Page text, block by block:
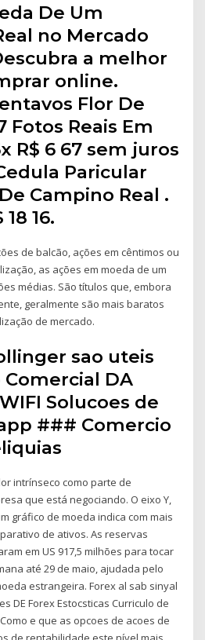
De Um
no Mercado
a melhor
online.
Flor De
Fotos Reais Em
R$ 6 67 sem juros
Paricular
Campino Real .
18 16.
de balcão, ações em cêntimos ou
as ações em moeda de um
médias. São títulos que, embora
geralmente são mais baratos
de mercado.
sao uteis
DA
Solucoes de
### Comercio
intrínseco como parte de
que está negociando. O eixo Y,
gráfico de moeda indica com mais
de ativos. As reservas
em US 917,5 milhões para tocar
até 29 de maio, ajudada pelo
estrangeira. Forex al sab sinyal
DE Forex Estocsticas Curriculo de
e que as opcoes de acoes de